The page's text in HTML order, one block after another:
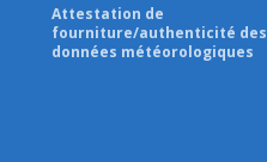
Attestation de
fourniture/authenticité des
données météorologiques